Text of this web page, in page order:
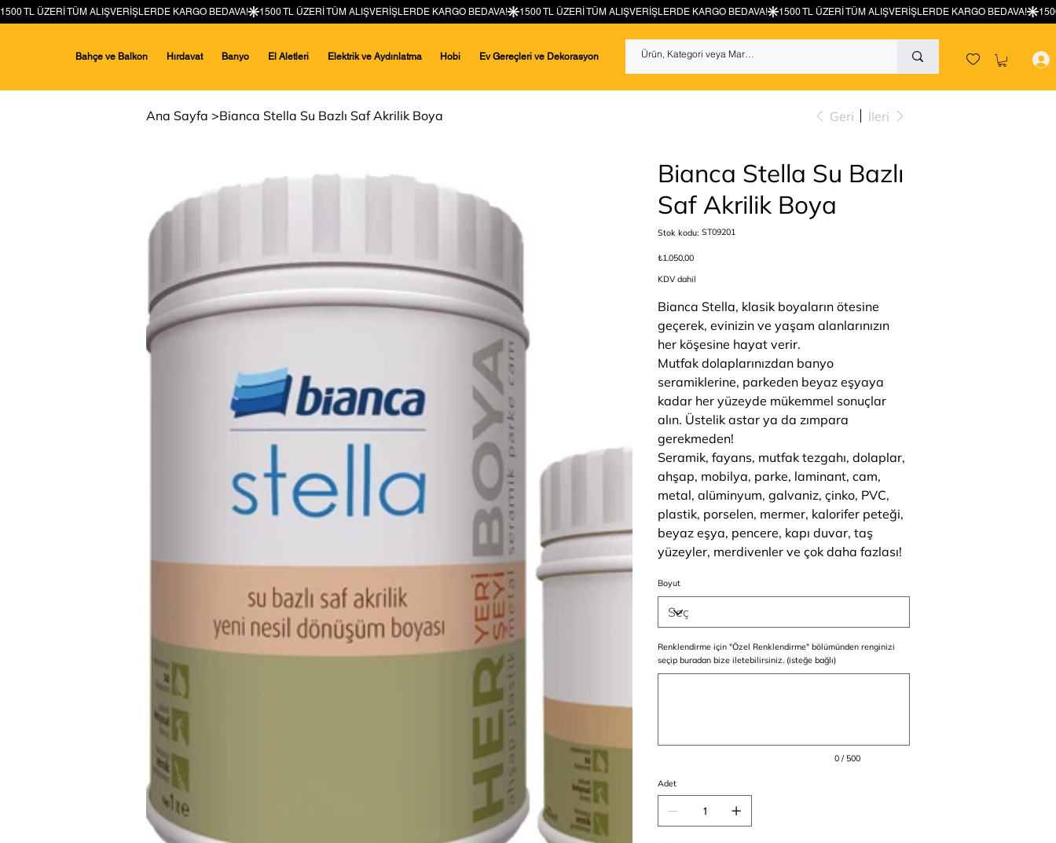
Bahçe ve Balkon Hırdavat Banyo El Aletleri Elektrik ve Aydınlatma Hobi Ev Gereçleri ve Dekorasyon
Ana Sayfa >Bianca Stella Su Bazlı Saf Akrilik Boya Geri İleri
Bianca Stella Su Bazlı
Saf Akrilik Boya
Stok kodu: Stok
ST09201
Fiyat
₺1.050,00
KDV dahil
Bianca Stella, klasik boyaların ötesine
geçerek, evinizin ve yaşam alanlarınızın
her köşesine hayat verir.
Mutfak dolaplarınızdan banyo
seramiklerine, parkeden beyaz eşyaya
kadar her yüzeyde mükemmel sonuçlar
alın. Üstelik astar ya da zımpara
gerekmeden!
Seramik, fayans, mutfak tezgahı, dolaplar,
ahşap, mobilya, parke, laminant, cam,
metal, alüminyum, galvaniz, çinko, PVC,
plastik, porselen, mermer, kalorifer peteği,
beyaz eşya, pencere, kapı duvar, taş
yüzeyler, merdivenler ve çok daha fazlası!
Boyut
Renklendirme için "Özel Renklendirme" bölümünden renginizi
seçip buradan bize iletebilirsiniz. (isteğe bağlı)
0 / 500
Adet